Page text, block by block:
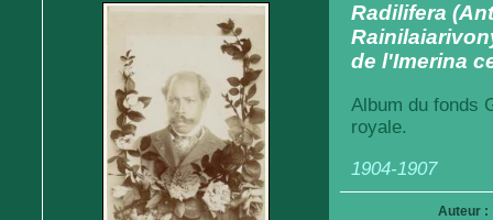
Radilifera
de l'Imerina
Album du fonds
royale.
1904-1907
Auteur :